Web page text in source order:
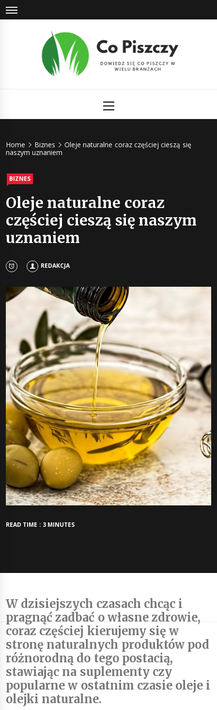
Skip
to
Menu
Home Biznes
Oleje naturalne coraz częściej cieszą się
naszym uznaniem
BIZNES
Oleje naturalne coraz
częściej cieszą się naszym
uznaniem
REDAKCJA
READ TIME : 3 MINUTES
W dzisiejszych czasach chcąc i
pragnąć zadbać o własne zdrowie,
coraz częściej kierujemy się w
stronę naturalnych produktów pod
różnorodną do tego postacią,
stawiając na suplementy czy
popularne w ostatnim czasie oleje i
olejki naturalne.